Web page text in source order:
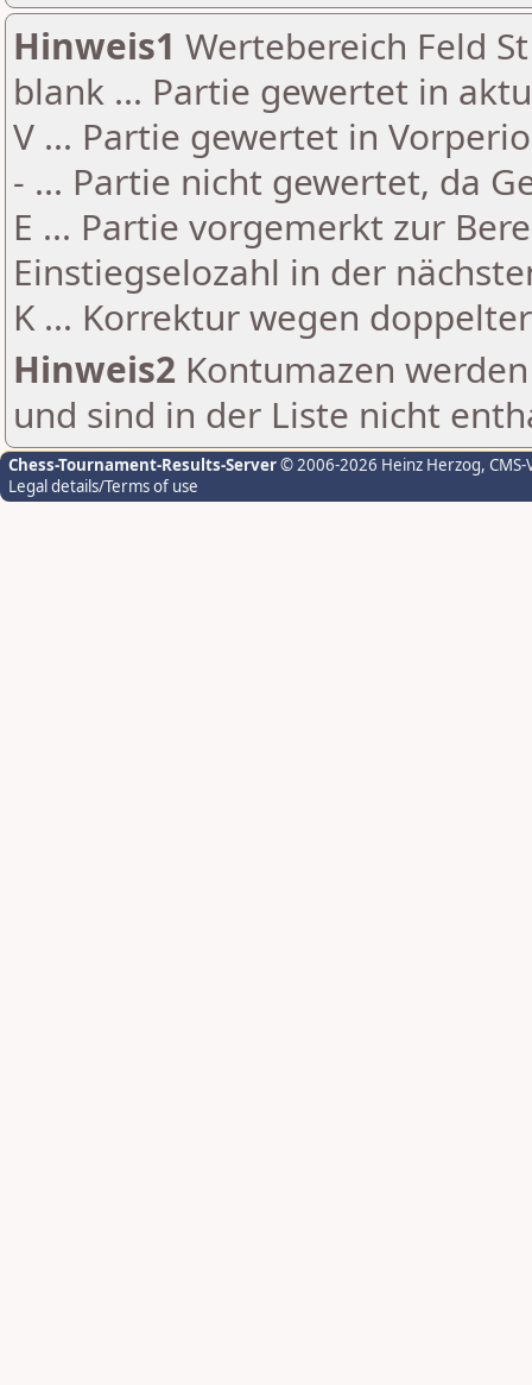
Hinweis1 Wertebereich Feld
blank ... Partie gewertet in
V ... Partie gewertet in
- ... Partie nicht gewertet, da
E ... Partie vorgemerkt zur
Einstiegselozahl in der
K ... Korrektur wegen
Hinweis2 Kontumazen
und sind in der Liste nicht
Chess-Tournament-Results-Server© 2006-2026 Heinz Herzog,
Legal details/Terms of use